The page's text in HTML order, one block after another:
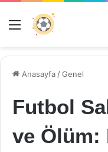
Menü
Anasayfa /Genel
Futbol
ve Ölüm: